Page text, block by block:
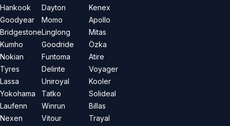
Hankook
Goodyear
Bridgestone
Kumho
Nokian
Tyres
Lassa
Yokohama
Laufenn
Nexen
Dayton
Momo
Linglong
Goodride
Funtoma
Delinte
Uniroyal
Tatko
Winrun
Vitour
Kenex
Apollo
Mitas
Özka
Atire
Voyager
Kooler
Solideal
Billas
Trayal